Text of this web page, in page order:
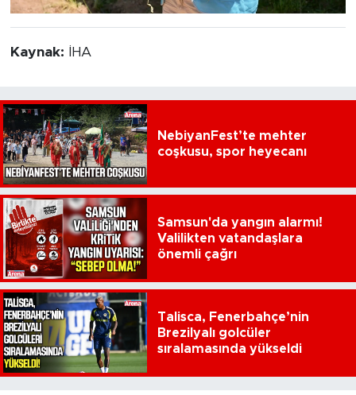
Kaynak: İHA
NebiyanFest’te mehter
coşkusu, spor heyecanı
Samsun'da yangın alarmı!
Valilikten vatandaşlara
önemli çağrı
Talisca, Fenerbahçe’nin
Brezilyalı golcüler
sıralamasında yükseldi